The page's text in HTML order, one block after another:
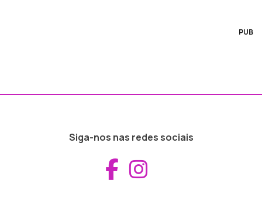
PUB
Siga-nos nas redes sociais
Aceder ao